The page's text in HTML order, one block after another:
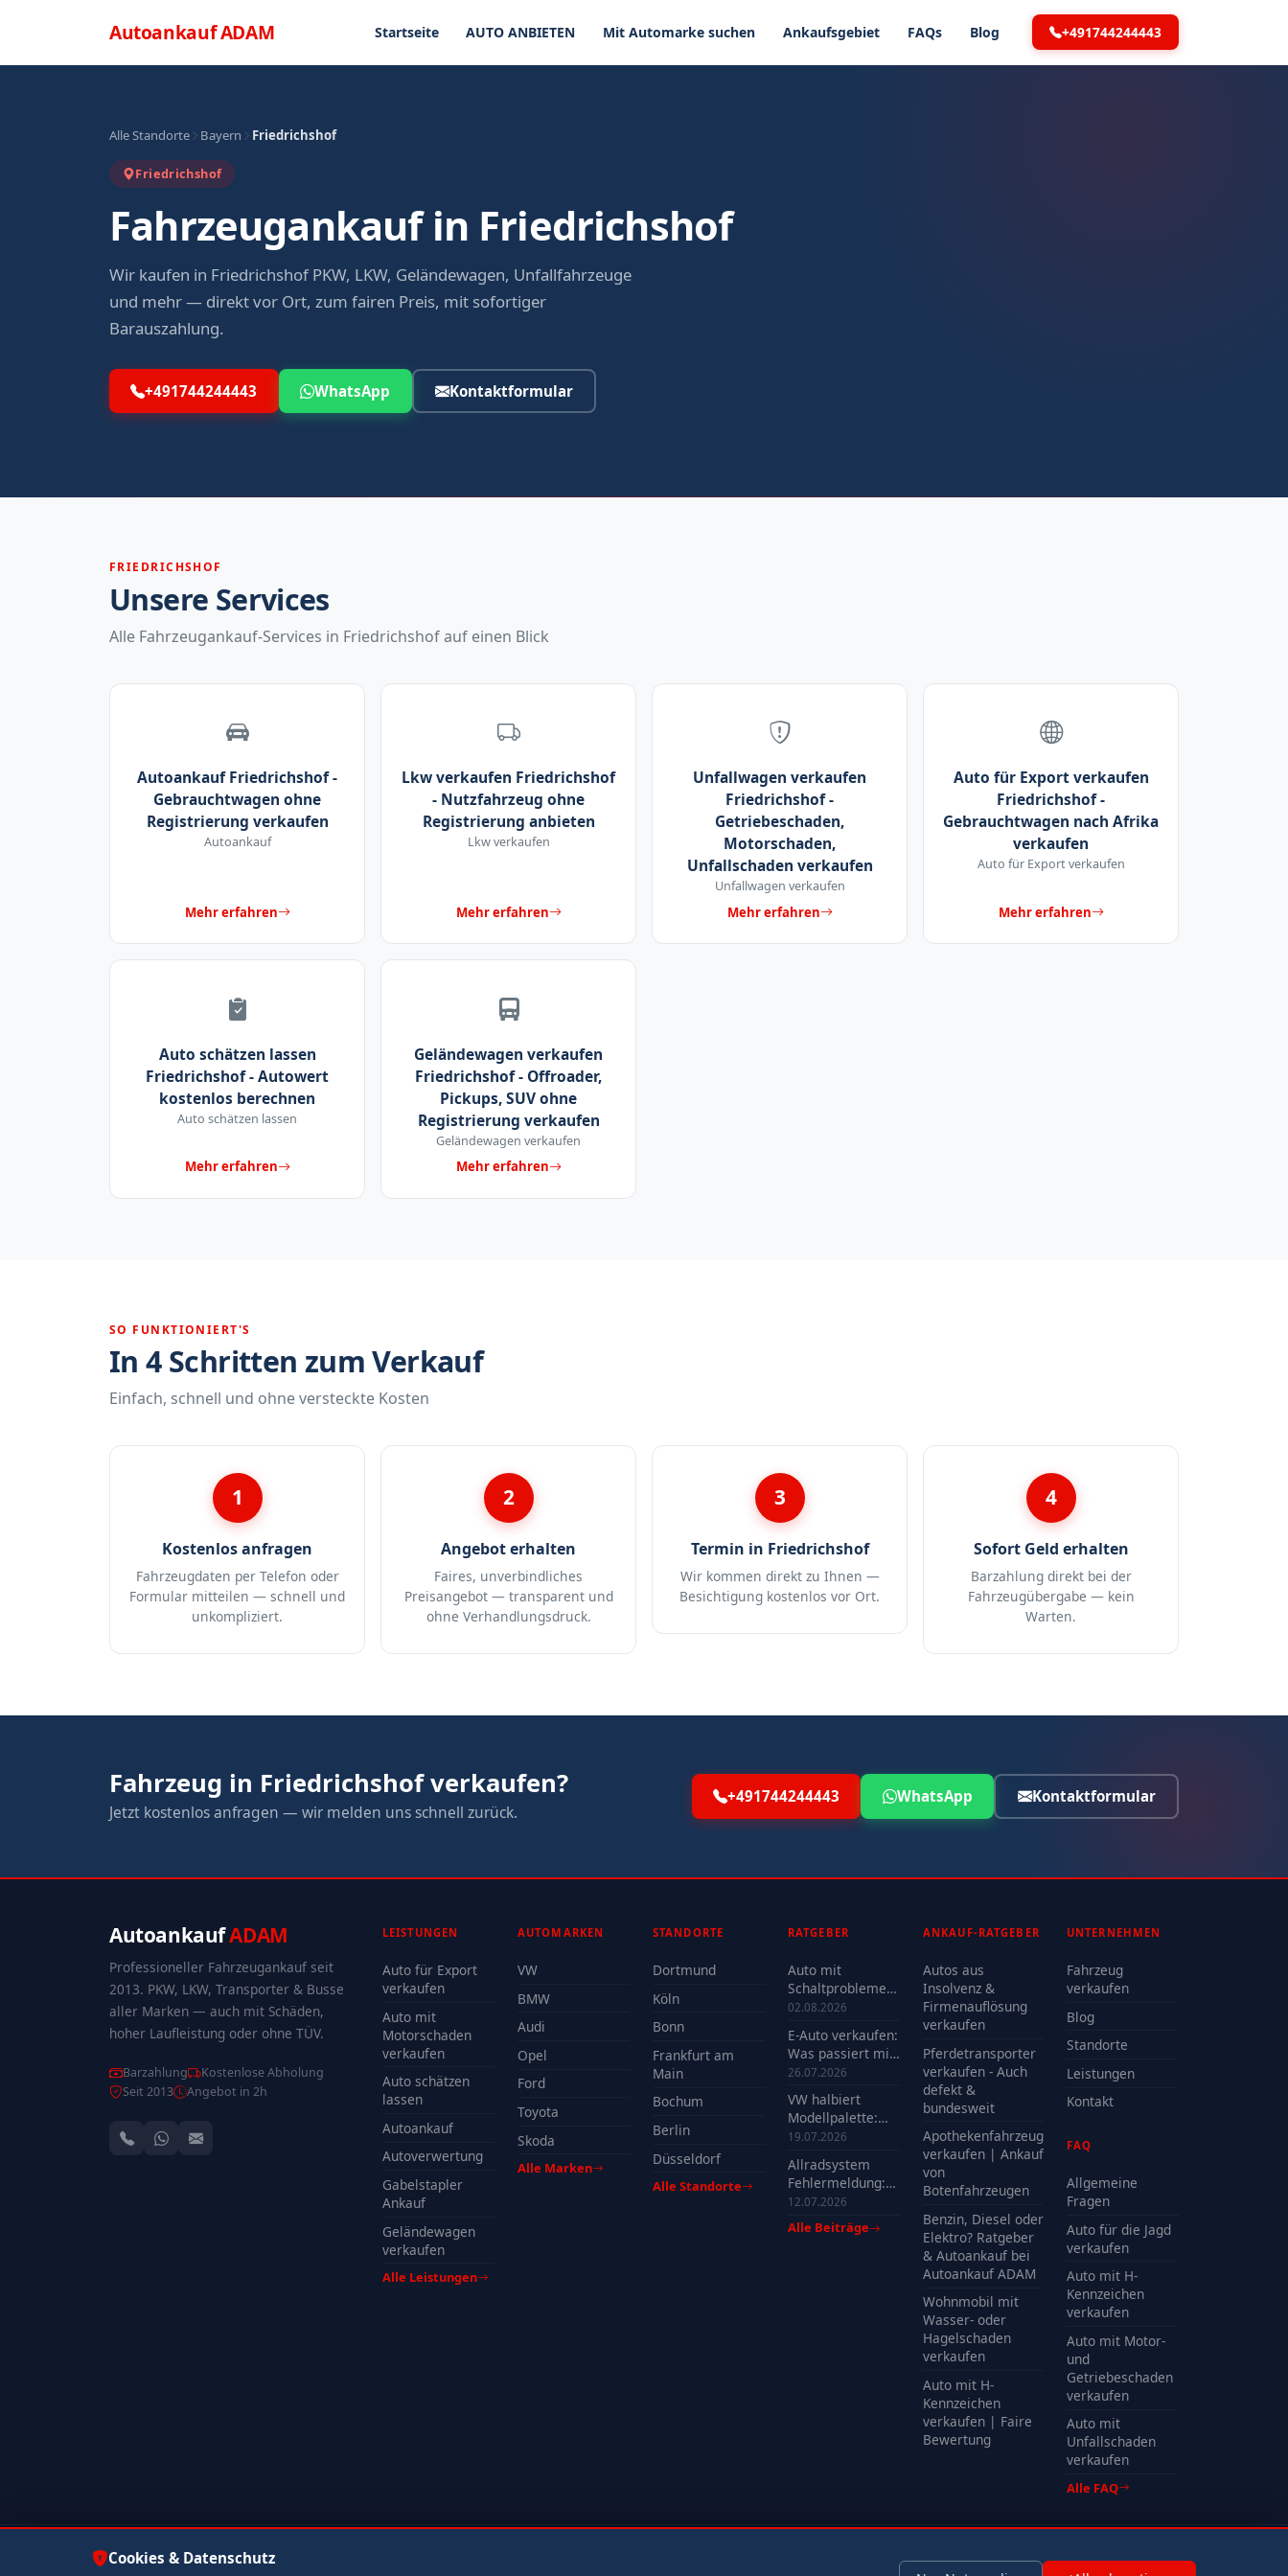
AutoankaufADAM Menü
Startseite AUTO ANBIETEN Mit Automarke suchen Ankaufsgebiet FAQs Blog +491744244443
Alle Standorte Bayern Friedrichshof
Friedrichshof
Fahrzeugankauf in Friedrichshof
Wir kaufen in Friedrichshof PKW, LKW, Geländewagen, Unfallfahrzeuge
und mehr — direkt vor Ort, zum fairen Preis, mit sofortiger
Barauszahlung.
+491744244443 WhatsApp Kontaktformular
FRIEDRICHSHOF
Unsere Services
Alle Fahrzeugankauf-Services in Friedrichshof auf einen Blick
Autoankauf Friedrichshof -
Gebrauchtwagen ohne
Registrierung verkaufen
Autoankauf
Mehr erfahren
Lkw verkaufen Friedrichshof
- Nutzfahrzeug ohne
Registrierung anbieten
Lkw verkaufen
Mehr erfahren
Unfallwagen verkaufen
Friedrichshof -
Getriebeschaden,
Motorschaden,
Unfallschaden verkaufen
Unfallwagen verkaufen
Mehr erfahren
Auto für Export verkaufen
Friedrichshof -
Gebrauchtwagen nach Afrika
verkaufen
Auto für Export verkaufen
Mehr erfahren
Auto schätzen lassen
Friedrichshof - Autowert
kostenlos berechnen
Auto schätzen lassen
Mehr erfahren
Geländewagen verkaufen
Friedrichshof - Offroader,
Pickups, SUV ohne
Registrierung verkaufen
Geländewagen verkaufen
Mehr erfahren
SO FUNKTIONIERT'S
In 4 Schritten zum Verkauf
Einfach, schnell und ohne versteckte Kosten
1
Kostenlos anfragen
Fahrzeugdaten per Telefon oder
Formular mitteilen — schnell und
unkompliziert.
2
Angebot erhalten
Faires, unverbindliches
Preisangebot — transparent und
ohne Verhandlungsdruck.
3
Termin in Friedrichshof
Wir kommen direkt zu Ihnen —
Besichtigung kostenlos vor Ort.
4
Sofort Geld erhalten
Barzahlung direkt bei der
Fahrzeugübergabe — kein
Warten.
Fahrzeug in Friedrichshof verkaufen?
Jetzt kostenlos anfragen — wir melden uns schnell zurück.
+491744244443 WhatsApp Kontaktformular
AutoankaufADAM
Professioneller Fahrzeugankauf seit
2013. PKW, LKW, Transporter & Busse
aller Marken — auch mit Schäden,
hoher Laufleistung oder ohne TÜV.
Barzahlung
Kostenlose Abholung
Seit 2013
Angebot in 2h
LEISTUNGEN
Auto für Export
verkaufen
Auto mit
Motorschaden
verkaufen
Auto schätzen
lassen
Autoankauf
Autoverwertung
Gabelstapler
Ankauf
Geländewagen
verkaufen
Alle Leistungen
AUTOMARKEN
VW
BMW
Audi
Opel
Ford
Toyota
Skoda
Alle Marken
STANDORTE
Dortmund
Köln
Bonn
Frankfurt am
Main
Bochum
Berlin
Düsseldorf
Alle Standorte
RATGEBER
Auto mit
Schaltproblemen
verkaufen -
Verkauf?
02.08.2026
E-Auto verkaufen:
Was passiert mit
der Batterie?
26.07.2026
VW halbiert
Modellpalette:
Welche Modelle
19.07.2026
Allradsystem
Fehlermeldung:
Ursachen, Kosten
& Tipps
12.07.2026
Alle Beiträge
ANKAUF-RATGEBER
Autos aus
Insolvenz &
Firmenauflösung
verkaufen
Pferdetransporter
verkaufen - Auch
defekt &
bundesweit
Apothekenfahrzeug
verkaufen | Ankauf
von
Botenfahrzeugen
Benzin, Diesel oder
Elektro? Ratgeber
& Autoankauf bei
Autoankauf ADAM
Wohnmobil mit
Wasser- oder
Hagelschaden
verkaufen
Auto mit H-
Kennzeichen
verkaufen | Faire
Bewertung
UNTERNEHMEN
Fahrzeug
verkaufen
Blog
Standorte
Leistungen
Kontakt
FAQ
Allgemeine
Fragen
Auto für die Jagd
verkaufen
Auto mit H-
Kennzeichen
verkaufen
Auto mit Motor-
und
Getriebeschaden
verkaufen
Auto mit
Unfallschaden
verkaufen
Alle FAQ
© 2026 Autoankauf ADAM. Alle Rechte vorbehalten.
Cookies & Datenschutz